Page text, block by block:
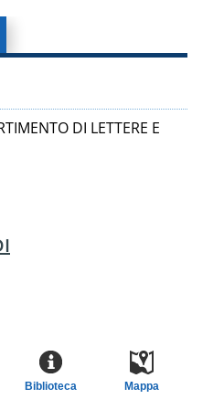
DI LETTERE E
Mappa
Biblioteca